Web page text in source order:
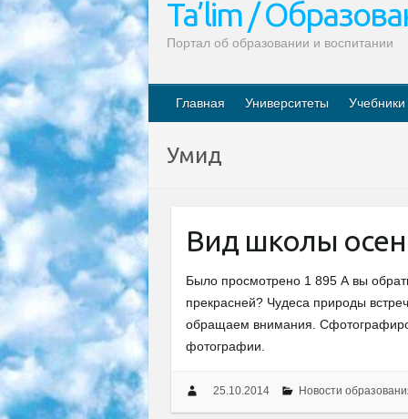
Ta’lim /
Портал об образовании и воспитании
Главная Университеты Учебники
Умид
Вид школы
Было просмотрено 1 895 А вы
прекрасней? Чудеса природы
обращаем внимания.
фотографии.
25.10.2014 Новости